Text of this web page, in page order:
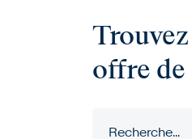
offre de